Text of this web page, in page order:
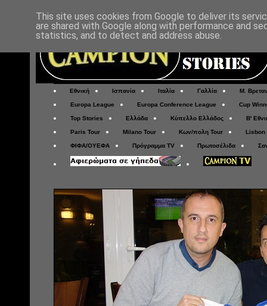
Εθνική Ισπανία Ιταλία Γαλλία Μ.
Europa League Europa Conference League Cup
Top Stories Ελλάδα Κύπελλο Ελλάδος Β'
Paris Tour Milano Tour Κων/πολη Tour Lisbon
ΦΙΦΑ/ΟΥΕΦΑ Πρόγραμμα TV Πρωτοσέλιδα
This site uses cookies from Google to deliver its
are shared with Google along with performance and
statistics, and to detect and address abuse.